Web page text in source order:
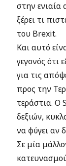
στην ενιαία
ξέρει τι
του Brexit.
Και αυτό
γεγονός ότι
για τις
προς την
τεράστια. Ο
δεξιών,
να φύγει αν
Σε μία